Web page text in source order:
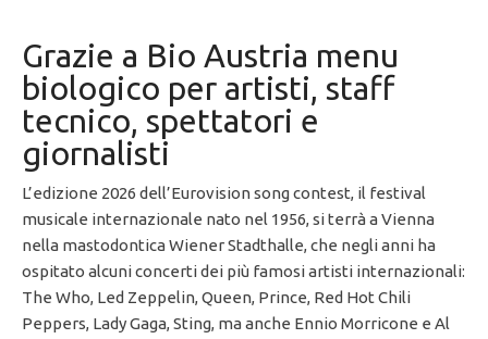
Grazie a Bio Austria menu
biologico per artisti, staff
tecnico, spettatori e
giornalisti
L’edizione 2026 dell’Eurovision song contest, il festival
musicale internazionale nato nel 1956, si terrà a Vienna
nella mastodontica Wiener Stadthalle, che negli anni ha
ospitato alcuni concerti dei più famosi artisti internazionali:
The Who, Led Zeppelin, Queen, Prince, Red Hot Chili
Peppers, Lady Gaga, Sting, ma anche Ennio Morricone e Al